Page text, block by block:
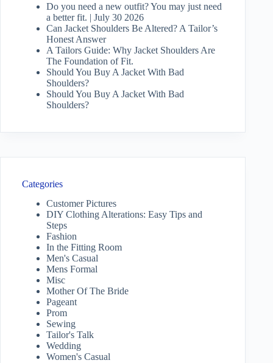
Do you need a new outfit? You may just need
a better fit. | July 30 2026
Can Jacket Shoulders Be Altered? A Tailor’s
Honest Answer
A Tailors Guide: Why Jacket Shoulders Are
The Foundation of Fit.
Should You Buy A Jacket With Bad
Shoulders?
Should You Buy A Jacket With Bad
Shoulders?
Categories
Customer Pictures
DIY Clothing Alterations: Easy Tips and
Steps
Fashion
In the Fitting Room
Men's Casual
Mens Formal
Misc
Mother Of The Bride
Pageant
Prom
Sewing
Tailor's Talk
Wedding
Women's Casual